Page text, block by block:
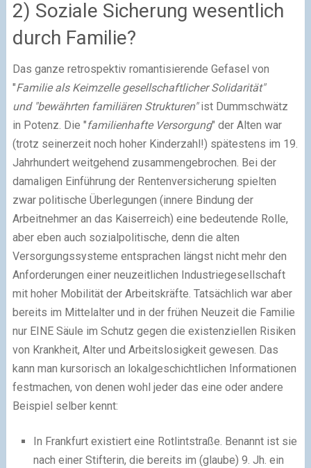
2) Soziale Sicherung wesentlich
durch Familie?
Das ganze retrospektiv romantisierende Gefasel von
"Familie als Keimzelle gesellschaftlicher Solidarität"
und "bewährten familiären Strukturen"ist Dummschwätz
in Potenz. Die "familienhafte Versorgung" der Alten war
(trotz seinerzeit noch hoher Kinderzahl!) spätestens im 19.
Jahrhundert weitgehend zusammengebrochen. Bei der
damaligen Einführung der Rentenversicherung spielten
zwar politische Überlegungen (innere Bindung der
Arbeitnehmer an das Kaiserreich) eine bedeutende Rolle,
aber eben auch sozialpolitische, denn die alten
Versorgungssysteme entsprachen längst nicht mehr den
Anforderungen einer neuzeitlichen Industriegesellschaft
mit hoher Mobilität der Arbeitskräfte. Tatsächlich war aber
bereits im Mittelalter und in der frühen Neuzeit die Familie
nur EINE Säule im Schutz gegen die existenziellen Risiken
von Krankheit, Alter und Arbeitslosigkeit gewesen. Das
kann man kursorisch an lokalgeschichtlichen Informationen
festmachen, von denen wohl jeder das eine oder andere
Beispiel selber kennt:
In Frankfurt existiert eine Rotlintstraße. Benannt ist sie
nach einer Stifterin, die bereits im (glaube) 9. Jh. ein